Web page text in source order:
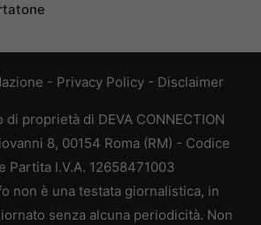
- Privacy Policy - Disclaimer
proprietà di DEVA CONNECTION
8, 00154 Roma (RM) - Codice
Partita I.V.A. 12658471003
non è una testata giornalistica, in
senza alcuna periodicità. Non